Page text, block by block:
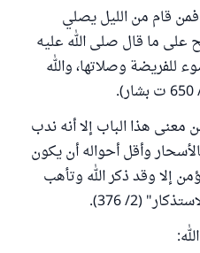
فمن قام من الليل يصلي
على ما قال صلى الله عليه
للفريضة وصلاتها، والله
هذا الباب إلا أنه ندب
وأقل أحواله أن يكون
إلا وقد ذكر الله وتأهب
(2/ 376).